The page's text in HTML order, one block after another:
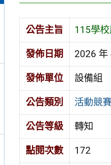
公告主旨 115學
發佈日期 2026 年
發佈單位 設備組
公告類別 活動競
公告等級 轉知
點閱次數 172